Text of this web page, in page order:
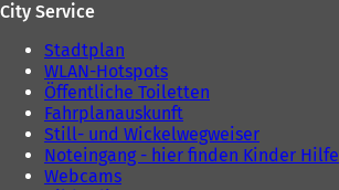
City Service
Stadtplan
WLAN-Hotspots
Öffentliche Toiletten
Fahrplanauskunft
Still- und Wickelwegweiser
Noteingang - hier finden Kinder Hilfe
Webcams